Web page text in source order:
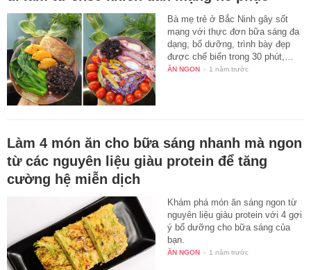
Bà mẹ trẻ ở Bắc Ninh gây sốt
mạng với thực đơn bữa sáng đa
dạng, bổ dưỡng, trình bày đẹp
được chế biến trong 30 phút,…
ĂN NGON - 1 năm trước
Làm 4 món ăn cho bữa sáng nhanh mà ngon
từ các nguyên liệu giàu protein để tăng
cường hệ miễn dịch
Khám phá món ăn sáng ngon từ
nguyên liệu giàu protein với 4 gợi
ý bổ dưỡng cho bữa sáng của
bạn.
ĂN NGON - 1 năm trước